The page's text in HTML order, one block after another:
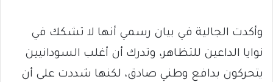
وأكدت الجالية في بيان رسمي أنها لا تشكك في
نوايا الداعين للتظاهر، وتدرك أن أغلب السودانيين
يتحركون بدافع وطني صادق، لكنها شددت على أن